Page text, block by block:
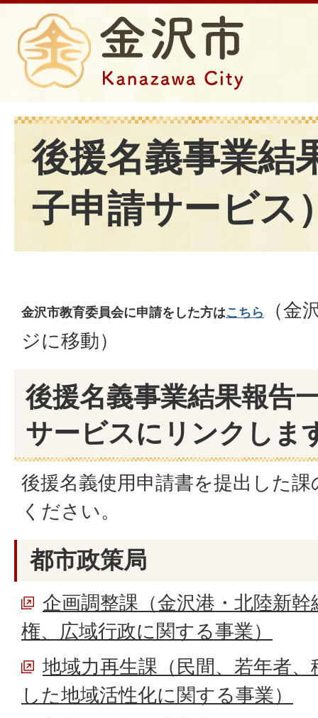
後援名義事業結
子申請サービス
金沢市教育委員会に申請をした方はこちら
（金
ジに移動）
後援名義事業結果報告
サービスにリンクしま
後援名義使用申請書を提出した
ください。
都市政策局
企画調整課（金沢港・北陸新
権、広域行政に関する事業）
地域力再生課（民間、若年者
した地域活性化に関する事業）